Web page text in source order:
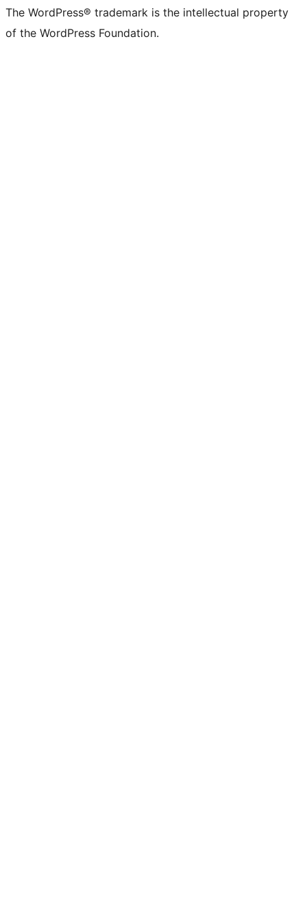
The WordPress® trademark is the intellectual property
of the WordPress Foundation.